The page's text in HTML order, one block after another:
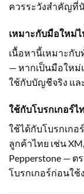
ควรระวังสำคัญที่
เหมาะกับมือใหม่
เนื้อหานี้เหมาะกั
— หากเป็นมือให
ใช้กับบัญชีจริง แล
ใช้กับโบรกเกอร์ไ
ใช้ได้กับโบรกเกอ
ลูกค้าไทย เช่น XM,
Pepperstone —
โบรกเกอร์ก่อนใช้